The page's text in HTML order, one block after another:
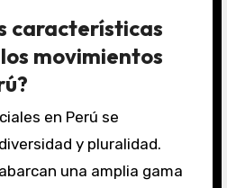
características
movimientos
en Perú se
y pluralidad.
una amplia gama